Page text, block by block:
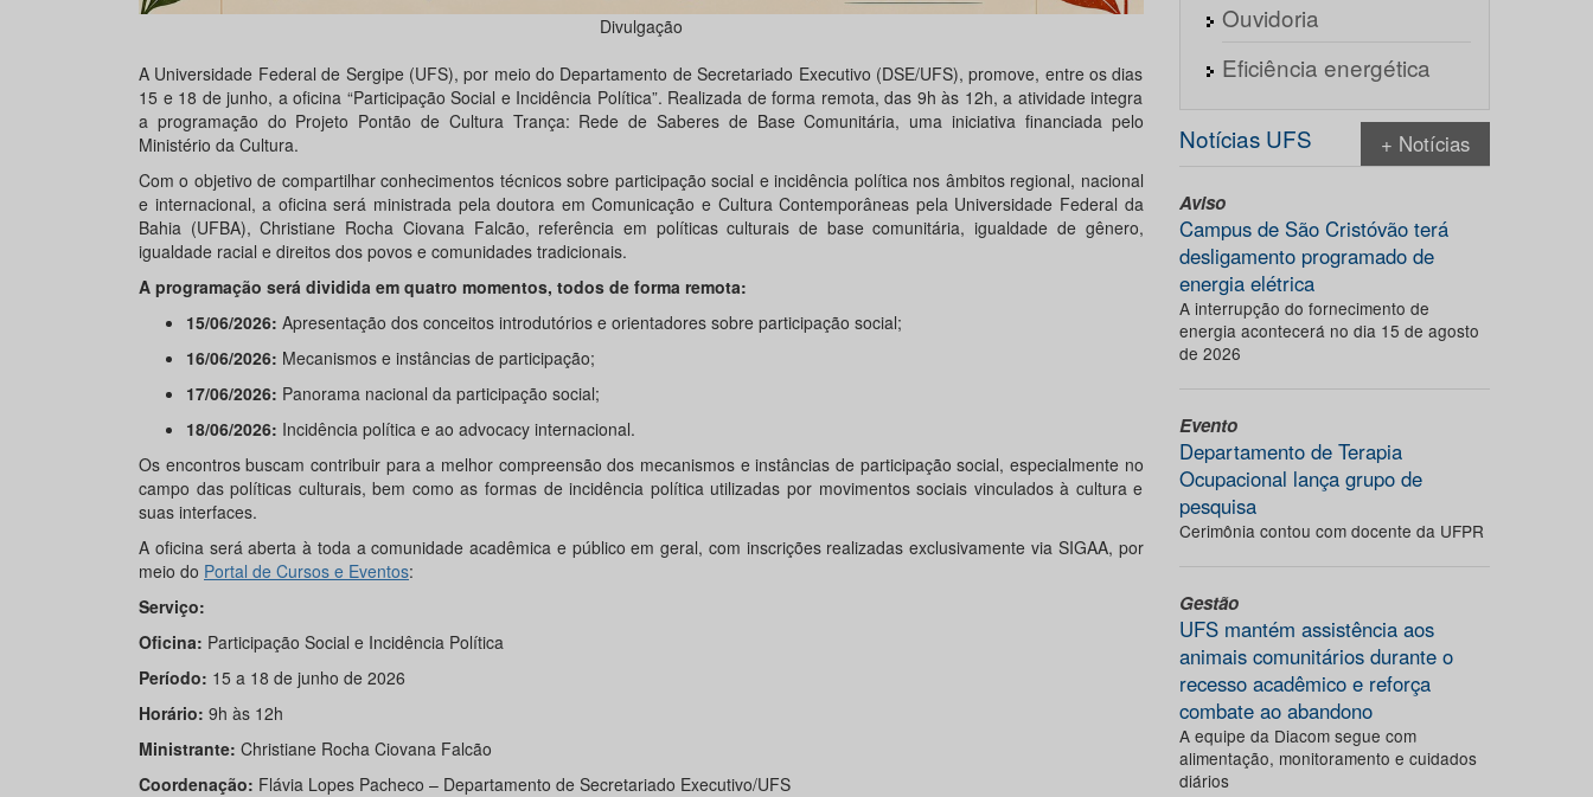
Divulgação
A Universidade Federal de Sergipe (UFS), por meio do Departamento de Secretariado Executivo (DSE/UFS), promove, entre os dias
15 e 18 de junho, a oficina “Participação Social e Incidência Política”. Realizada de forma remota, das 9h às 12h, a atividade integra
a programação do Projeto Pontão de Cultura Trança: Rede de Saberes de Base Comunitária, uma iniciativa financiada pelo
Ministério da Cultura.
Com o objetivo de compartilhar conhecimentos técnicos sobre participação social e incidência política nos âmbitos regional, nacional
e internacional, a oficina será ministrada pela doutora em Comunicação e Cultura Contemporâneas pela Universidade Federal da
Bahia (UFBA), Christiane Rocha Ciovana Falcão, referência em políticas culturais de base comunitária, igualdade de gênero,
igualdade racial e direitos dos povos e comunidades tradicionais.
A programação será dividida em quatro momentos, todos de forma remota:
15/06/2026: Apresentação dos conceitos introdutórios e orientadores sobre participação social;
16/06/2026: Mecanismos e instâncias de participação;
17/06/2026: Panorama nacional da participação social;
18/06/2026: Incidência política e ao advocacy internacional.
Os encontros buscam contribuir para a melhor compreensão dos mecanismos e instâncias de participação social, especialmente no
campo das políticas culturais, bem como as formas de incidência política utilizadas por movimentos sociais vinculados à cultura e
suas interfaces.
A oficina será aberta à toda a comunidade acadêmica e público em geral, com inscrições realizadas exclusivamente via SIGAA, por
meio do Portal de Cursos e Eventos:
Serviço:
Oficina: Participação Social e Incidência Política
Período: 15 a 18 de junho de 2026
Horário: 9h às 12h
Ministrante: Christiane Rocha Ciovana Falcão
Coordenação: Flávia Lopes Pacheco – Departamento de Secretariado Executivo/UFS
Ouvidoria
Eficiência energética
Notícias UFS + Notícias
Aviso
Campus de São Cristóvão terá
desligamento programado de
energia elétrica
A interrupção do fornecimento de
energia acontecerá no dia 15 de agosto
de 2026
Evento
Departamento de Terapia
Ocupacional lança grupo de
pesquisa
Cerimônia contou com docente da UFPR
Gestão
UFS mantém assistência aos
animais comunitários durante o
recesso acadêmico e reforça
combate ao abandono
A equipe da Diacom segue com
alimentação, monitoramento e cuidados
diários